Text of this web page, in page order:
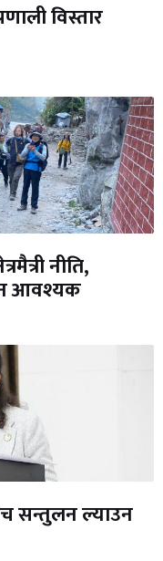
विस्तार
नीति,
आवश्यक
सन्तुलन ल्याउन